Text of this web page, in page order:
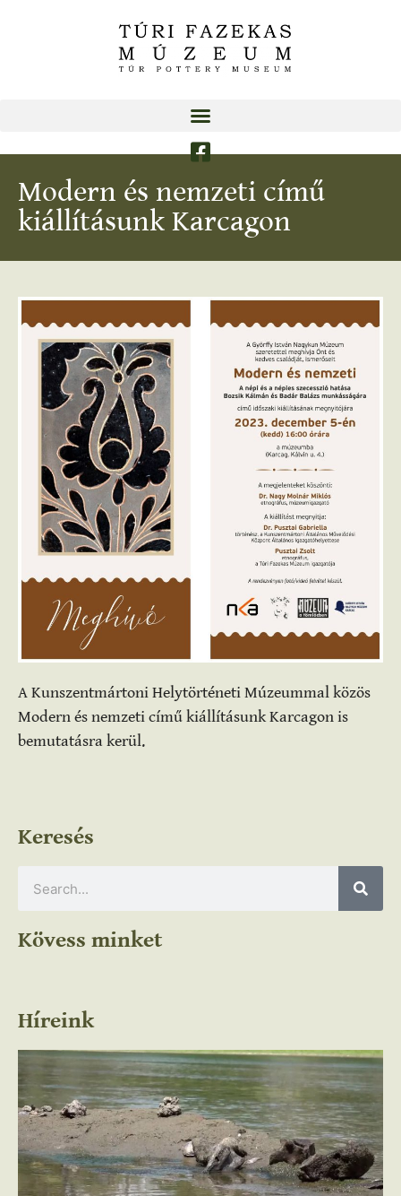
Modern és nemzeti című
kiállításunk Karcagon
A Kunszentmártoni Helytörténeti Múzeummal közös
Modern és nemzeti című kiállításunk Karcagon is
bemutatásra kerül.
Keresés
Kövess minket
Híreink